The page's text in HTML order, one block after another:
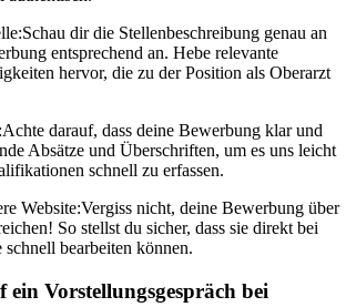
Schau dir die Stellenbeschreibung genau an
entsprechend an. Hebe relevante
hervor, die zu der Position als Oberarzt
Achte darauf, dass deine Bewerbung klar und
Absätze und Überschriften, um es uns leicht
schnell zu erfassen.
Website:Vergiss nicht, deine Bewerbung über
So stellst du sicher, dass sie direkt bei
bearbeiten können.
ein Vorstellungsgespräch bei